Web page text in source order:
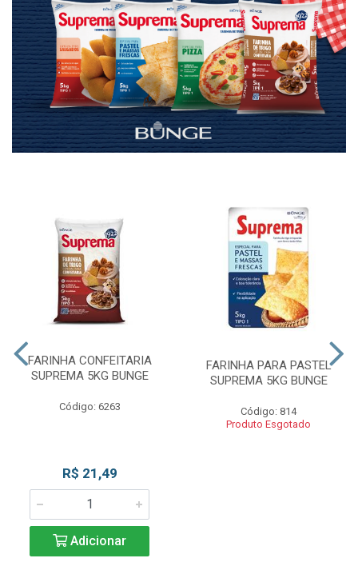
FARINHA CONFEITARIA
SUPREMA 5KG BUNGE
Código: 6263
R$ 21,49
Adicionar
FARINHA PARA PASTEL
SUPREMA 5KG BUNGE
Código: 814
Produto Esgotado